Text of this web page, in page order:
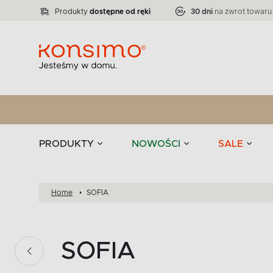
Produkty dostępne od ręki 30 dni na zwrot towaru
PRODUKTY NOWOŚCI SALE
Zastawy
Kolekcja narożników RATLO -39 %
VICTO Liczba produktów:71
ELEGANT Liczba produktów:864
stołowe
Home SOFIA
SOFIA